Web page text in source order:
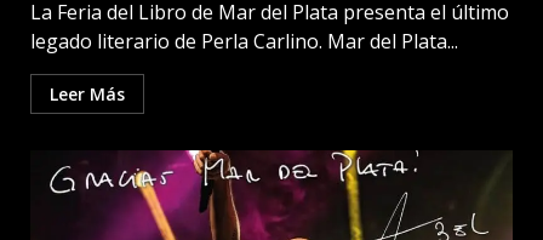
La Feria del Libro de Mar del Plata presenta el último
legado literario de Perla Carlino. Mar del Plata...
Leer Más